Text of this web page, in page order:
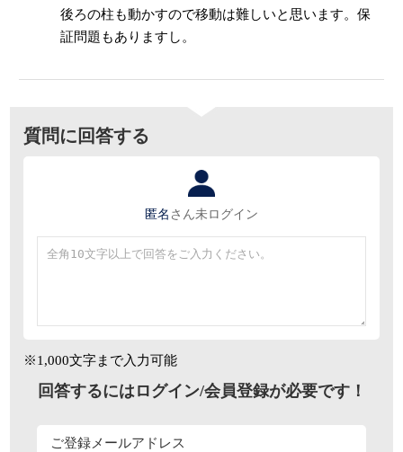
後ろの柱も動かすので移動は難しいと思います。保
証問題もありますし。
質問に回答する
匿名 さん未ログイン
※1,000文字まで入力可能
回答するにはログイン/会員登録が必要です！
ご登録メールアドレス